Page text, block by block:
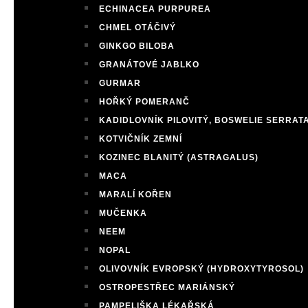
ECHINACEA PURPUREA
CHMEL OTÁČIVÝ
GINKGO BILOBA
GRANÁTOVÉ JABLKO
GURMAR
HOŘKÝ POMERANČ
KADIDLOVNÍK PILOVITÝ, BOSWELIE
KOTVIČNÍK ZEMNÍ
KOZINEC BLANITÝ (ASTRAGALUS)
MACA
MARALÍ KOŘEN
MUČENKA
NEEM
NOPAL
OLIVOVNÍK EVROPSKÝ (HYDROXYTYROSOL)
OSTROPESTŘEC MARIÁNSKÝ
PAMPELIŠKA LÉKAŘSKÁ